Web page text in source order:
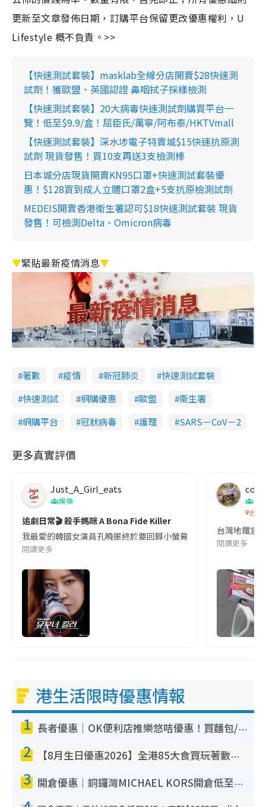
更新至文章發佈日期，訂購平台保留更改優惠權利，U
Lifestyle 概不負責。>>
【快速測試套裝】masklab全線分店開賣$28快速測
試劑！獲歐盟、英國認證 鼻咽拭子採樣檢測
【快速測試套裝】20大病毒快速測試劑購買平台一
覽！低至$9.9/盒！屈臣氏/萬寧/阿布泰/HKTVmall
【快速測試套裝】深水埗電子特賣城$15快速抗原測
試劑 現貨發售！買10支再送3支檢測棒
日本城分店現貨開賣KN95口罩+快速測試套裝優
惠！$128買到成人立體口罩2盒+5支抗原檢測試劑
MEDEIS開賣香港衛生署認可$18快速測試套裝 現貨
發售！可檢測Delta、Omicron病毒
▼緊貼最新疫情消息▼
著數 疫情 新冠肺炎
快速測試套裝
快速測試
網購優惠 歐盟
衞生署
網購平台
冠狀病毒 護理 SARS－CoV－2
更多真實評價
Just_A_Girl_eats
娛樂
追劇日常🎬 殺手媽咪 A Bona Fide Killer
我最愛的韓國女演員孔曉振終於要回歸小螢幕啦!這次的劇本改編
閱讀更多
co
吹
台灣
台灣地鐵宣
閱讀更多
港生活限時優惠情報
1 長者優惠｜OK便利店推樂悠咭優惠！買麵包/牛奶/保健品拍卡即減
2 【8月生日優惠2026】全港85大食買玩著數攻略 自助餐/火鍋放題同行免費＋誠品/DONKI送現金券
3 開倉優惠｜銅鑼灣MICHAEL KORS開倉低至17折！直擊$500起買手袋/銀包/鞋款 必買經典Jet Set系列